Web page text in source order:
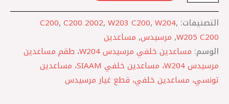
التصنيفات: C200, C200 2002, W203 C200, W204,
W205 C200
, مرسيدس, مساعدين
الوسم:
مساعدين خلفي مرسيدس W204، طقم مساعدين
مرسيدس W204، مساعدين خلفي SIAAM، مساعدين
تونسي، مساعدين خلفي، قطع غيار مرسيدس